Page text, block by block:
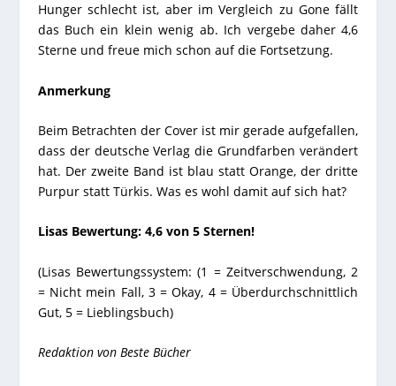
Hunger schlecht ist, aber im Vergleich zu Gone fällt
das Buch ein klein wenig ab. Ich vergebe daher 4,6
Sterne und freue mich schon auf die Fortsetzung.
Anmerkung
Beim Betrachten der Cover ist mir gerade aufgefallen,
dass der deutsche Verlag die Grundfarben verändert
hat. Der zweite Band ist blau statt Orange, der dritte
Purpur statt Türkis. Was es wohl damit auf sich hat?
Lisas Bewertung: 4,6 von 5 Sternen!
(Lisas Bewertungssystem: (1 = Zeitverschwendung, 2
= Nicht mein Fall, 3 = Okay, 4 = Überdurchschnittlich
Gut, 5 = Lieblingsbuch)
Redaktion von Beste Bücher